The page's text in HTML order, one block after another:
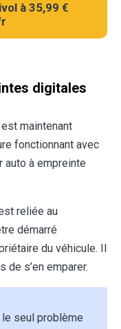
à 35,99 €
digitales
maintenant
fonctionnant avec
auto à empreinte
reliée au
démarré
du véhicule. Il
s’en emparer.
seul problème